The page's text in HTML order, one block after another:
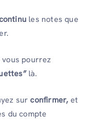
les notes que
pourrez
là.
surconfirmer, et
du compte